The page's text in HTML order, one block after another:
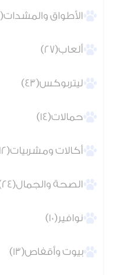
الأطواق والمشدات(12)
ألعاب(27)
ليتربوكس(43)
حمالات(14)
أكالات ومشربيات(12)
الصحة والجمال(24)
نوافير(10)
بيوت وأقفاص(13)